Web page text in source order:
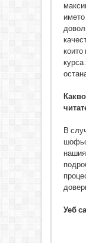
които
В
Уеб